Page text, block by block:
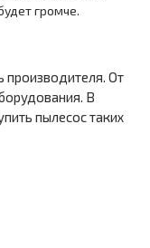
громче.
производителя. От
В
пылесос таких